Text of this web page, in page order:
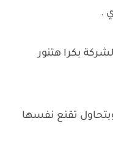
.
بكرا هتنور
تقنع نفسها